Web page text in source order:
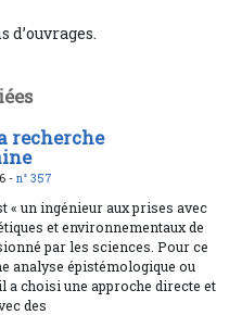
d’ouvrages.
recherche
- n° 357
« un ingénieur aux prises avec
et environnementaux de
par les sciences. Pour ce
analyse épistémologique ou
a choisi une approche directe et
des